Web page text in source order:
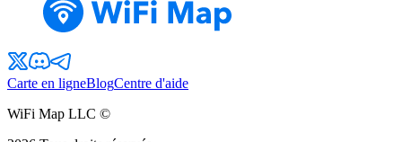
Carte en ligneBlogCentre d'aide
WiFi Map LLC ©